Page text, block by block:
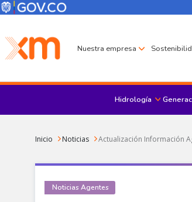
Pasar al contenido principal
Menú Corporativo
Menú de encabezado
Nuestra empresa
Hidrología
Sobrescribir enlaces de ayuda a la
Inicio Noticias Actualización Información
Noticias Agentes